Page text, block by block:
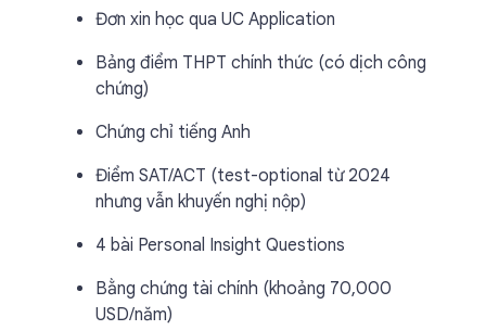
Đơn xin học qua UC Application
Bảng điểm THPT chính thức (có dịch công
chứng)
Chứng chỉ tiếng Anh
Điểm SAT/ACT (test-optional từ 2024
nhưng vẫn khuyến nghị nộp)
4 bài Personal Insight Questions
Bằng chứng tài chính (khoảng 70,000
USD/năm)